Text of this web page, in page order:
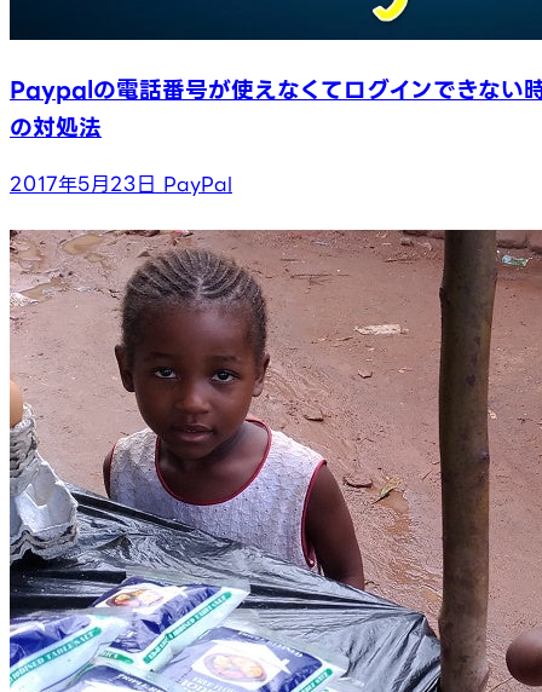
Paypalの電話番号が使えなくてログインできない
の対処法
2017年5月23日 PayPal